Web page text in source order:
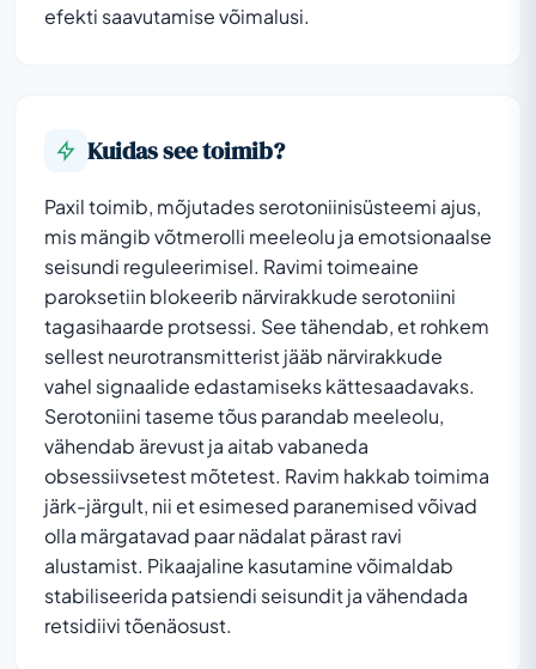
efekti saavutamise võimalusi.
Kuidas see toimib?
Paxil toimib, mõjutades serotoniinisüsteemi ajus,
mis mängib võtmerolli meeleolu ja emotsionaalse
seisundi reguleerimisel. Ravimi toimeaine
paroksetiin blokeerib närvirakkude serotoniini
tagasihaarde protsessi. See tähendab, et rohkem
sellest neurotransmitterist jääb närvirakkude
vahel signaalide edastamiseks kättesaadavaks.
Serotoniini taseme tõus parandab meeleolu,
vähendab ärevust ja aitab vabaneda
obsessiivsetest mõtetest. Ravim hakkab toimima
järk-järgult, nii et esimesed paranemised võivad
olla märgatavad paar nädalat pärast ravi
alustamist. Pikaajaline kasutamine võimaldab
stabiliseerida patsiendi seisundit ja vähendada
retsidiivi tõenäosust.